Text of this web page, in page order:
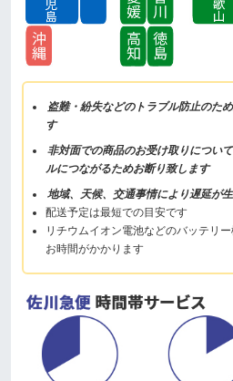
盗難・紛失などのトラブル防止のた
す
非対面での商品のお受け取りについ
ルにつながるためお断り致します
地域、天候、交通事情により遅延が
配送予定は最短での目安です
リチウムイオン電池などのバッテリ
お時間がかかります